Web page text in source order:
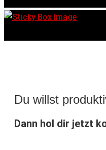
Du willst
Dann hol dir jetzt